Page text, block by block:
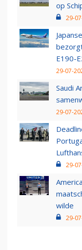
op
29-
E190-
29-07-
Saudi
29-07-
29-
wilde
29-